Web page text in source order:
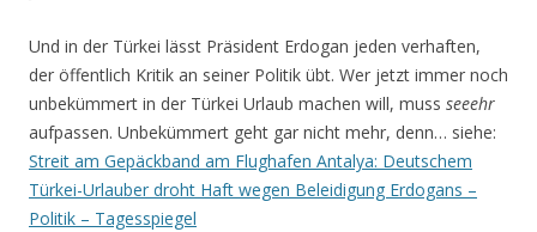
Und in der Türkei lässt Präsident Erdogan jeden verhaften,
der öffentlich Kritik an seiner Politik übt. Wer jetzt immer noch
unbekümmert in der Türkei Urlaub machen will, muss seeehr
aufpassen. Unbekümmert geht gar nicht mehr, denn… siehe:
Streit am Gepäckband am Flughafen Antalya: Deutschem
Türkei-Urlauber droht Haft wegen Beleidigung Erdogans –
Politik – Tagesspiegel